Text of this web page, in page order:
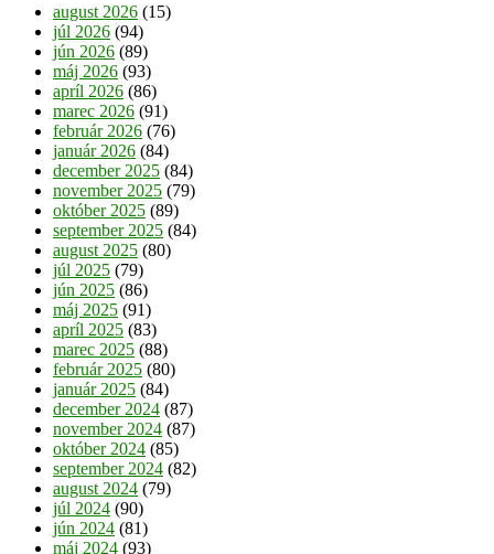
august 2026 (15)
júl 2026 (94)
jún 2026 (89)
máj 2026 (93)
apríl 2026 (86)
marec 2026 (91)
február 2026 (76)
január 2026 (84)
december 2025 (84)
november 2025 (79)
október 2025 (89)
september 2025 (84)
august 2025 (80)
júl 2025 (79)
jún 2025 (86)
máj 2025 (91)
apríl 2025 (83)
marec 2025 (88)
február 2025 (80)
január 2025 (84)
december 2024 (87)
november 2024 (87)
október 2024 (85)
september 2024 (82)
august 2024 (79)
júl 2024 (90)
jún 2024 (81)
máj 2024 (93)